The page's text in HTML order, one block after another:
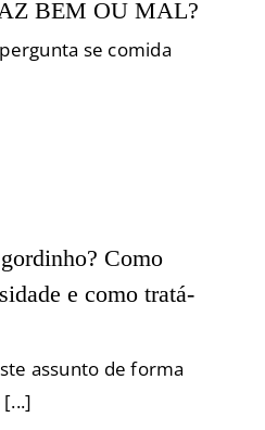
BEM OU MAL?
se comida
Como
e como tratá-
assunto de forma